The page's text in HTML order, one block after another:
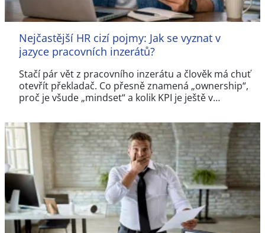
Nejčastější HR cizí pojmy: Jak se vyznat v
jazyce pracovních inzerátů?
Stačí pár vět z pracovního inzerátu a člověk má chuť
otevřít překladač. Co přesně znamená „ownership“,
proč je všude „mindset“ a kolik KPI je ještě v…